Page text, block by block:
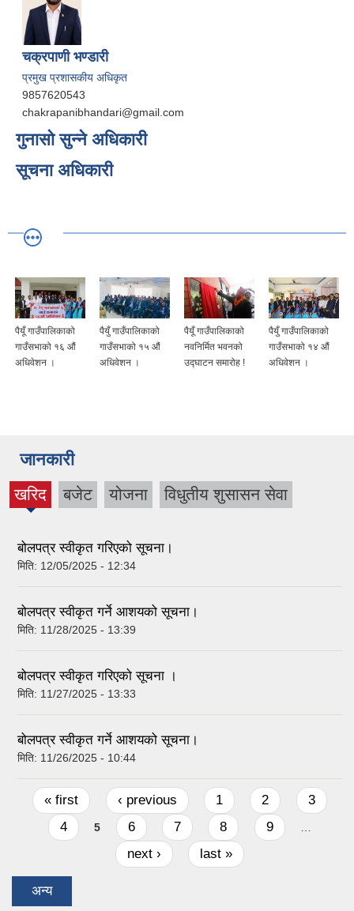
चक्रपाणी भण्डारी
प्रमुख प्रशासकीय अधिकृत
9857620543
chakrapanibhandari@gmail.com
गुनासो सुन्ने अधिकारी
सूचना अधिकारी
पैयूँ गाउँपालिकाको
गाउँसभाको १६ औं
अधिवेशन ।
पैयुँ गाउँपालिकाको
गाउँसभाको १५ औं
अधिवेशन ।
पैयूँ गाउँपालिकाको
नवनिर्मित भवनको
उद्घाटन समारोह !
पैयुँ गाउँपालिकाको
गाउँसभाको १४ औं
अधिवेशन ।
जानकारी
खरिद
(active
बजेट योजना विधुतीय शुसासन सेवा
बोलपत्र स्वीकृत गरिएको सूचना।
मिति: 12/05/2025 - 12:34
बोलपत्र स्वीकृत गर्ने आशयको सूचना।
मिति: 11/28/2025 - 13:39
बोलपत्र स्वीकृत गरिएको सूचना ।
मिति: 11/27/2025 - 13:33
बोलपत्र स्वीकृत गर्ने आशयको सूचना।
मिति: 11/26/2025 - 10:44
Pages
« first ‹ previous 1 2
3
4
5 6 7 8 9
next › last »
अन्य